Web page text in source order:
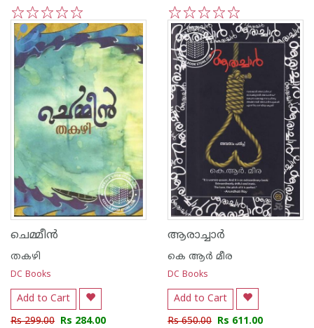
5
4
3
2
1 5
4
3
2
1
ചെമ്മീന്‍
തകഴി
DC Books
Add to Cart
Rs 299.00 Rs 284.00
ആരാച്ചാര്‍
കെ ആര്‍ മീര
DC Books
Add to Cart
Rs 650.00 Rs 611.00